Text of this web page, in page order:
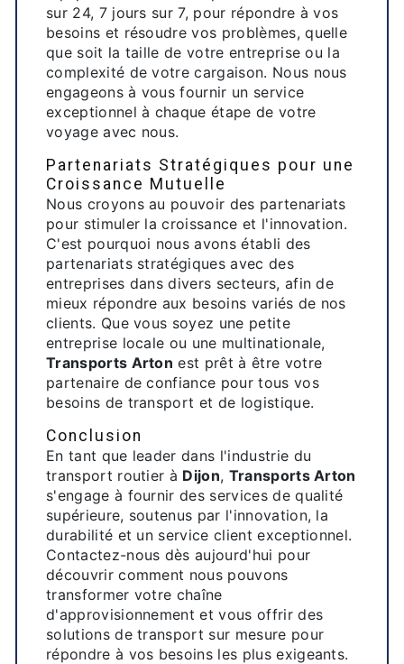
sur 24, 7 jours sur 7, pour répondre à vos
besoins et résoudre vos problèmes, quelle
que soit la taille de votre entreprise ou la
complexité de votre cargaison. Nous nous
engageons à vous fournir un service
exceptionnel à chaque étape de votre
voyage avec nous.
Partenariats Stratégiques pour une
Croissance Mutuelle
Nous croyons au pouvoir des partenariats
pour stimuler la croissance et l'innovation.
C'est pourquoi nous avons établi des
partenariats stratégiques avec des
entreprises dans divers secteurs, afin de
mieux répondre aux besoins variés de nos
clients. Que vous soyez une petite
entreprise locale ou une multinationale,
Transports Arton est prêt à être votre
partenaire de confiance pour tous vos
besoins de transport et de logistique.
Conclusion
En tant que leader dans l'industrie du
transport routier à Dijon, Transports Arton
s'engage à fournir des services de qualité
supérieure, soutenus par l'innovation, la
durabilité et un service client exceptionnel.
Contactez-nous dès aujourd'hui pour
découvrir comment nous pouvons
transformer votre chaîne
d'approvisionnement et vous offrir des
solutions de transport sur mesure pour
répondre à vos besoins les plus exigeants.